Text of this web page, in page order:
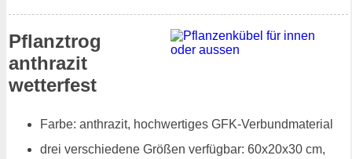
Pflanztrog
anthrazit
wetterfest
Farbe: anthrazit, hochwertiges GFK-Verbundmaterial
drei verschiedene Größen verfügbar: 60x20x30 cm,